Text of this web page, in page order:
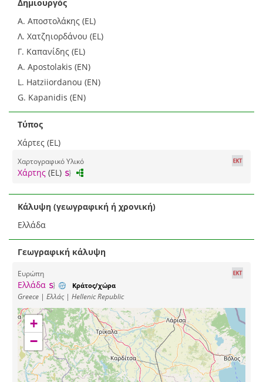
Δημιουργός
Α. Αποστολάκης (EL)
Λ. Χατζηιορδάνου (EL)
Γ. Καπανίδης (EL)
A. Apostolakis (EN)
L. Hatziiordanou (EN)
G. Kapanidis (EN)
Τύπος
Χάρτες (EL)
Χαρτογραφικό Υλικό
Χάρτης (EL)
Κάλυψη (γεωγραφική ή χρονική)
Ελλάδα
Γεωγραφική κάλυψη
Ευρώπη
Ελλάδα Κράτος/χώρα
Greece | Ελλάς | Hellenic Republic
+
−